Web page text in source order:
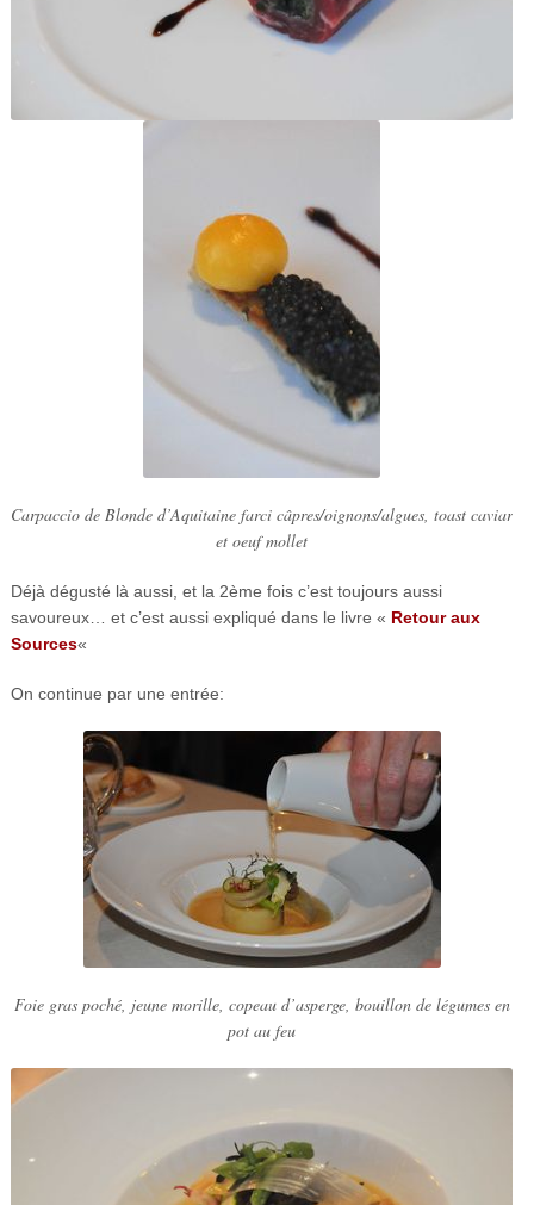
Carpaccio de Blonde d’Aquitaine farci câpres/oignons/algues, toast caviar
et oeuf mollet
Déjà dégusté là aussi, et la 2ème fois c’est toujours aussi
savoureux… et c’est aussi expliqué dans le livre « Retour aux
Sources«
On continue par une entrée:
Foie gras poché, jeune morille, copeau d’asperge, bouillon de légumes en
pot au feu